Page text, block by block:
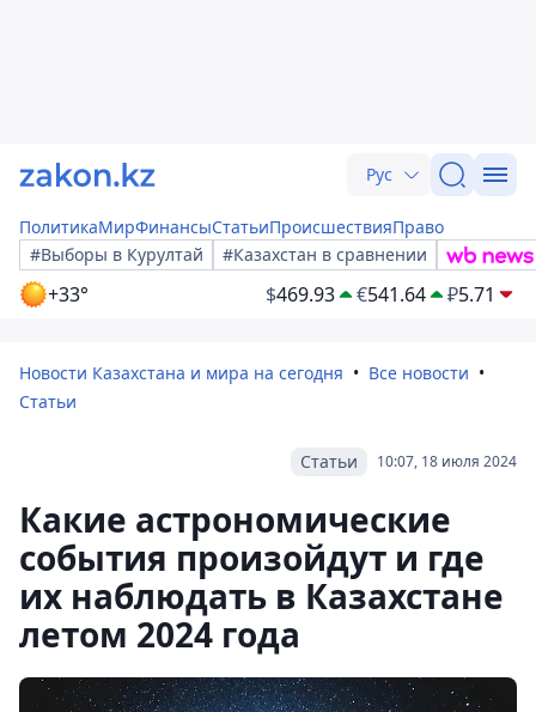
Рус
ПолитикаМирФинансыСтатьиПроисшествияПраво
#Выборы в Курултай
#Казахстан в сравнении
+33° $469.93 €541.64 ₽5.71
Новости Казахстана и мира на сегодня
Все новости
Статьи
10:07, 18 июля 2024
Статьи
Какие астрономические
события произойдут и где
их наблюдать в Казахстане
летом 2024 года